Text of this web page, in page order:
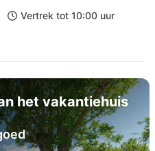
Vertrek tot 10:00 uur
het vakantiehuis